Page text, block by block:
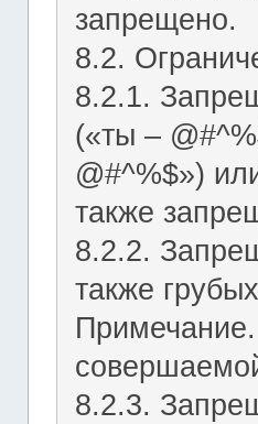
запрещено.
8.2.
8.2.1.
(«ты –
@#^%$»)
также
8.2.2.
также
8.2.3.